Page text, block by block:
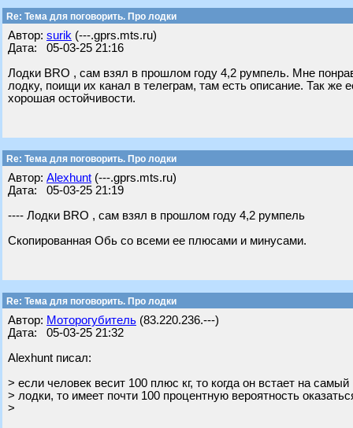
Re: Тема для поговорить. Про лодки
Автор: surik (---.gprs.mts.ru)
Дата: 05-03-25 21:16
Лодки BRO , сам взял в прошлом году 4,2 румпель. Мне
лодку, поищи их канал в телеграм, там есть описание. Так же
хорошая остойчивости.
Re: Тема для поговорить. Про лодки
Автор: Alexhunt (---.gprs.mts.ru)
Дата: 05-03-25 21:19
---- Лодки BRO , сам взял в прошлом году 4,2 румпель
Скопированная Обь со всеми ее плюсами и минусами.
Re: Тема для поговорить. Про лодки
Автор: Моторогубитель (83.220.236.---)
Дата: 05-03-25 21:32
Alexhunt писал:
> если человек весит 100 плюс кг, то когда он встает на самый
> лодки, то имеет почти 100 процентную вероятность
>